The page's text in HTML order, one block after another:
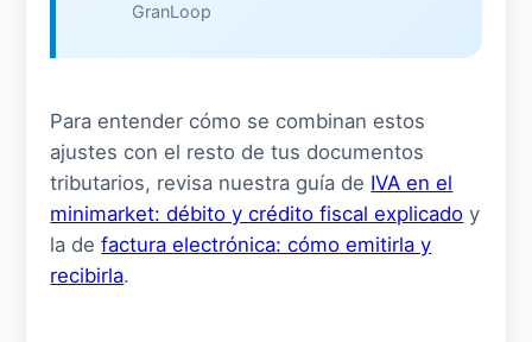
GranLoop
Para entender cómo se combinan estos
ajustes con el resto de tus documentos
tributarios, revisa nuestra guía de IVA en el
minimarket: débito y crédito fiscal explicado y
la defactura electrónica: cómo emitirla y
recibirla.